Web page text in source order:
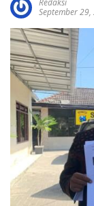
Redaksi
September